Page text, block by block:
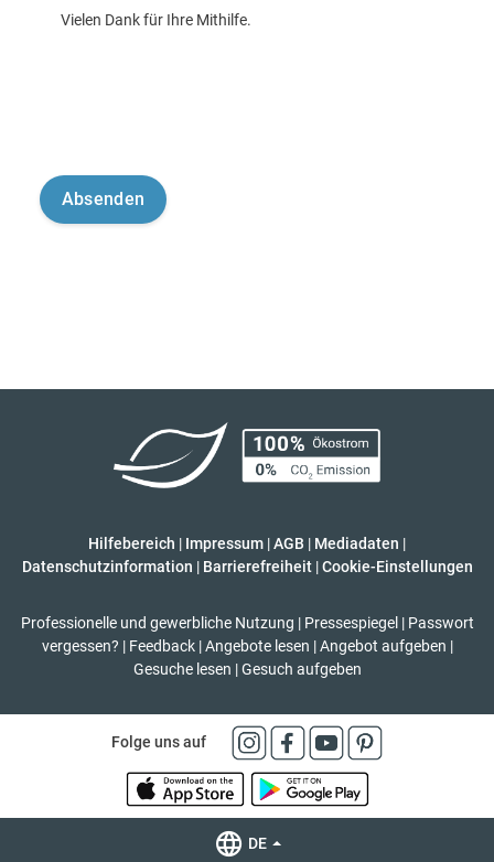
Vielen Dank für Ihre Mithilfe.
Hilfebereich | Impressum |AGB | Mediadaten |
Datenschutzinformation | Barrierefreiheit | Cookie-Einstellungen
Professionelle und gewerbliche Nutzung | Pressespiegel | Passwort
vergessen? | Feedback | Angebote lesen | Angebot aufgeben |
Gesuche lesen | Gesuch aufgeben
Folge uns auf
DE